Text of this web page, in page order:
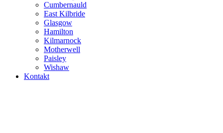
Cumbernauld
East Kilbride
Glasgow
Hamilton
Kilmarnock
Motherwell
Paisley
Wishaw
Kontakt